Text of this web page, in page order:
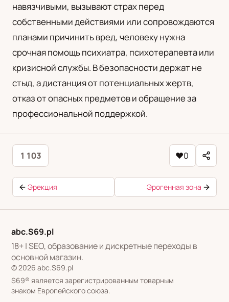
навязчивыми, вызывают страх перед
собственными действиями или сопровождаются
планами причинить вред, человеку нужна
срочная помощь психиатра, психотерапевта или
кризисной службы. В безопасности держат не
стыд, а дистанция от потенциальных жертв,
отказ от опасных предметов и обращение за
профессиональной поддержкой.
1 103 ♥0
Эрекция Эрогенная зона
abc.S69.pl
18+ | SEO, образование и дискретные переходы в
основной магазин.
© 2026 abc.S69.pl
S69® является зарегистрированным товарным
знаком Европейского союза.